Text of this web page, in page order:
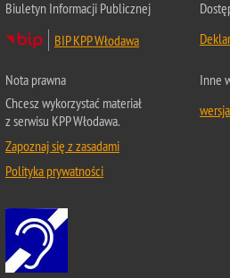
Biuletyn Informacji Publicznej
BIP KPP Włodawa
Nota prawna
Chcesz wykorzystać materiał
z serwisu KPP Włodawa.
Zapoznaj się z zasadami
Polityka prywatności
Inne